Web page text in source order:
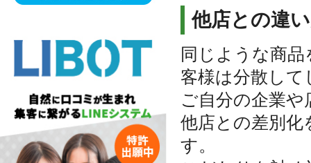
他店との違
同じような商
客様は分散し
ご自分の企業
他店との差別
す。